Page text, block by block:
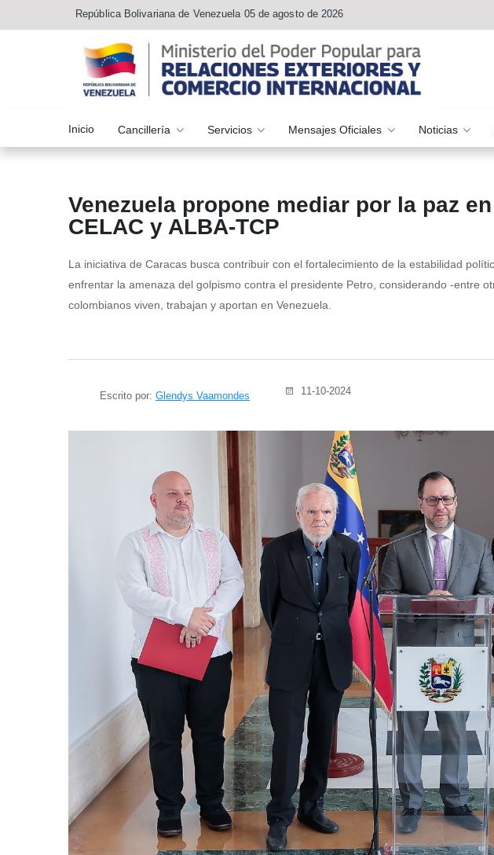
República Bolivariana de Venezuela 05 de agosto de 2026
Inicio Cancillería Servicios Mensajes Oficiales Noticias
Venezuela propone mediar por la paz
CELAC y ALBA-TCP
La iniciativa de Caracas busca contribuir con el fortalecimiento de la estabilidad
enfrentar la amenaza del golpismo contra el presidente Petro, considerando -entre
colombianos viven, trabajan y aportan en Venezuela.
Escrito por: Glendys Vaamondes 11-10-2024